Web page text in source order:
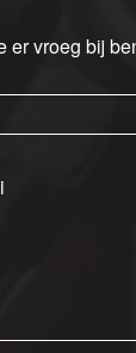
vroeg bij